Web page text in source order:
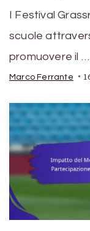
I Festival
scuole
promuovere il …
Marco Ferrante